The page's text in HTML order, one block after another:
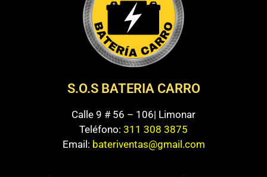
S.O.S BATERIA CARRO
Calle 9 # 56 – 106| Limonar
Teléfono: 311 308 3875
Email: bateriventas@gmail.com